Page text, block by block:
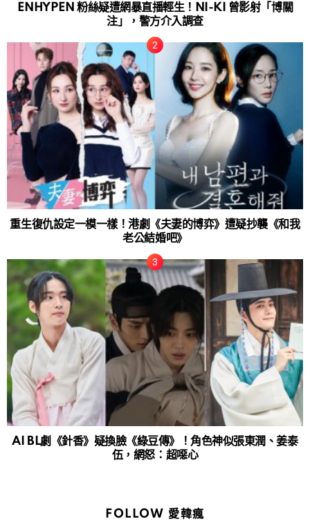
ENHYPEN 粉絲疑遭網暴直播輕生！NI-KI 曾影射「博關
注」，警方介入調查
重生復仇設定一模一樣！港劇《夫妻的博弈》遭疑抄襲《和我
老公結婚吧》
AI BL劇《針香》疑換臉《綠豆傳》！角色神似張東潤、姜泰
伍，網怒：超噁心
FOLLOW 愛韓瘋